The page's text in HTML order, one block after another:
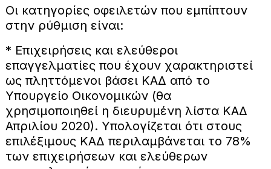
Οι κατηγορίες οφειλετών που εμπίπτουν
στην ρύθμιση είναι:
* Επιχειρήσεις και ελεύθεροι
επαγγελματίες που έχουν χαρακτηριστεί
ως πληττόμενοι βάσει ΚΑΔ από το
Υπουργείο Οικονομικών (θα
χρησιμοποιηθεί η διευρυμένη λίστα ΚΑΔ
Απριλίου 2020). Υπολογίζεται ότι στους
επιλέξιμους ΚΑΔ περιλαμβάνεται το 78%
των επιχειρήσεων και ελεύθερων